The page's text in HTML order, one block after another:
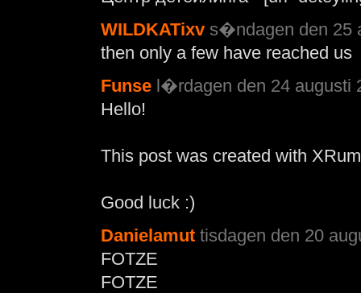
WILDKATixv s�ndagen den 25
then only a few have reached us
Funse l�rdagen den 24 augusti
Hello!
This post was created with
Good luck :)
Danielamut tisdagen den 20
FOTZE
FOTZE